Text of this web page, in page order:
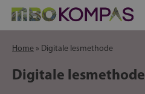
Home » Digitale lesmethode
Digitale lesmethode